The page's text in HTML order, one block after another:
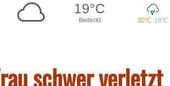
schwer verletzt